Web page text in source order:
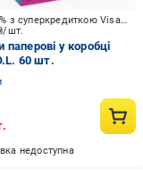
шт.
До -10% з суперкредиткою Visa Вигода
паперові у коробці
60 шт.
недоступна